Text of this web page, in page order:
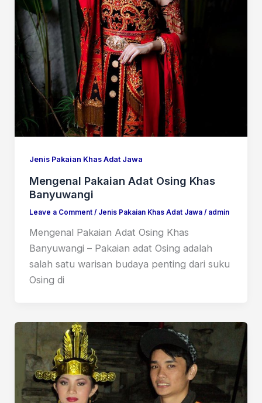
Jenis Pakaian Khas Adat Jawa
Mengenal Pakaian Adat Osing Khas
Banyuwangi
Leave a Comment / Jenis Pakaian Khas Adat Jawa/ admin
Mengenal Pakaian Adat Osing Khas
Banyuwangi – Pakaian adat Osing adalah
salah satu warisan budaya penting dari suku
Osing di